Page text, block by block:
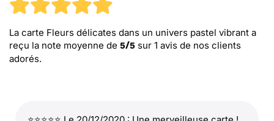
La carte Fleurs délicates dans un univers pastel vibrant a
reçu la note moyenne de 5/5 sur 1 avis de nos clients
adorés.